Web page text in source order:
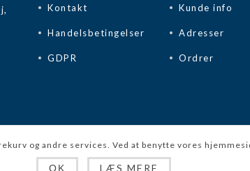
Kontakt
Handelsbetingelser
GDPR
Kunde info
Adresser
Ordrer
og andre services. Ved at benytte vores
OK LÆS MERE